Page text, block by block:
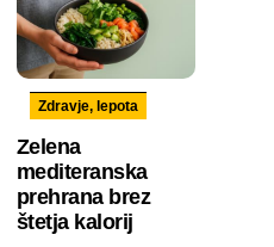
Zdravje, lepota
Zelena
mediteranska
prehrana brez
štetja kalorij